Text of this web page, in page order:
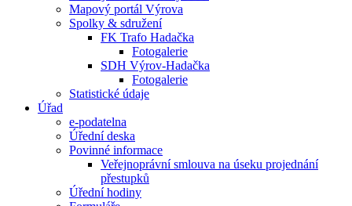
Mapový portál Výrova
Spolky & sdružení
FK Trafo Hadačka
Fotogalerie
SDH Výrov-Hadačka
Fotogalerie
Statistické údaje
Úřad
e-podatelna
Úřední deska
Povinné informace
Veřejnoprávní smlouva na úseku projednání
přestupků
Úřední hodiny